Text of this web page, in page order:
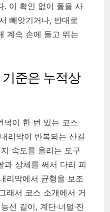
. 이 확인 없이 폴을 사
빼앗기거나, 반대로
계속 손에 들고 뛰는
준은 누적상
덕이 한 번 있는 코스
리막이 반복되는 산길
속도를 올리는 도구
과 상체를 써서 다리 피
리막에서 균형을 보조
래서 코스 소개에서 거
선 길이, 계단·너덜·진